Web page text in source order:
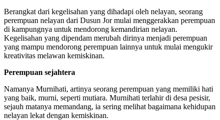
Berangkat dari kegelisahan yang dihadapi oleh nelayan, seorang
perempuan nelayan dari Dusun Jor mulai menggerakkan perempuan
di kampungnya untuk mendorong kemandirian nelayan.
Kegelisahan yang dipendam merubah dirinya menjadi perempuan
yang mampu mendorong perempuan lainnya untuk mulai mengukir
kreativitas melawan kemiskinan.
Perempuan sejahtera
Namanya Murnihati, artinya seorang perempuan yang memiliki hati
yang baik, murni, seperti mutiara. Murnihati terlahir di desa pesisir,
sejauh matanya memandang, ia sering melihat bagaimana kehidupan
nelayan lekat dengan kemiskinan.